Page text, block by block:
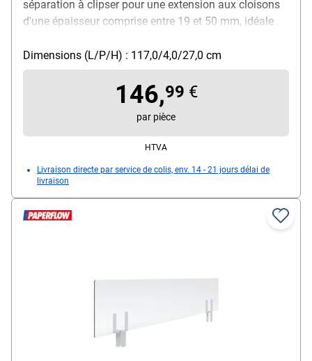
séparation à clipser pour une extension aux cloisons
d'une épaisseur comprise entre 19 et 50 mm, idéale
système à vis, résistant aux désinfectants, base en
acier avec peinture époxy blanche, panneau de
séparation en acrylique, poids : 2,18 kg, couleur :
transparent, dimensions (L/P/H) : 117 / 0,4 / 27 cm,
Dimensions (L/P/H) : 117,0/4,0/27,0 cm
146,99 €
par pièce
HTVA
Livraison directe par service de colis, env. 14 - 21 jours délai de
livraison